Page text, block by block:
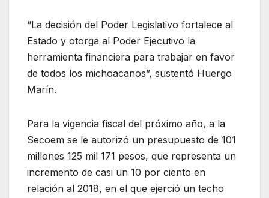
“La decisión del Poder Legislativo fortalece al
Estado y otorga al Poder Ejecutivo la
herramienta financiera para trabajar en favor
de todos los michoacanos”, sustentó Huergo
Marín.
Para la vigencia fiscal del próximo año, a la
Secoem se le autorizó un presupuesto de 101
millones 125 mil 171 pesos, que representa un
incremento de casi un 10 por ciento en
relación al 2018, en el que ejerció un techo